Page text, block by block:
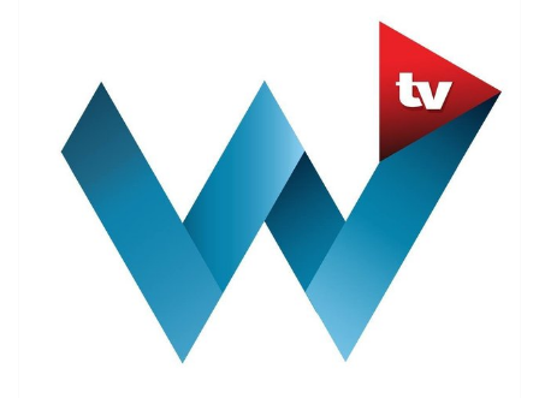
Twitterze prezes Rady Ministrów Mateusz Morawiecki.
społecznościowych także prezydent Andrzej Duda, który
stwierdził, że "młodzi może lekceważą taką muzykę albo
nawet nie znają, ale nie ma wątpliwości, że jakiś rozdział
w polskiej muzyce i rozrywce się zamknął".Osąd
prezydenta spotkał się jednak z protestem polityków
opozycji. - Organizatorzy Juwenaliów bili się o
obecność Krzysztofa Krawczyka. Studenci szaleli na
punkcie tych piosenek. Jego odbiorca był
międzypokoleniowy. Jak bardzo trzeba być odklejonym,
pisząc takie głupoty? - pisał Michał Szczerba z KO.
Podobnego zdania był Krzysztof Śmiszek z Lewicy.Także
młodzież komentująca wpis prezydenta dawała do
zrozumienia, że Andrzej Duda pomylił się w swojej
ocenie. - Znam utwory Krawczyka lepiej, niż Pan
Konstytucję - napisała jedna z internautek.